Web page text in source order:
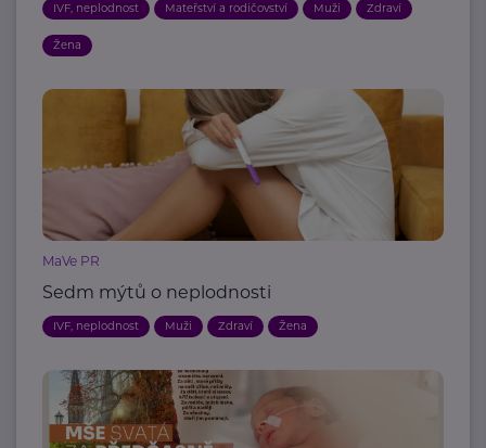
IVF, neplodnost Mateřství a rodičovství Muži Zdraví
Žena
MaVe PR
Sedm mýtů o neplodnosti
IVF, neplodnost Muži Zdraví Žena